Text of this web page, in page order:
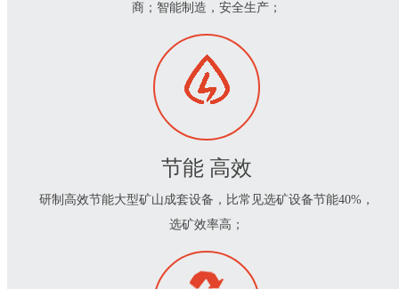
商；智能制造，安全生产；
节能 高效
研制高效节能大型矿山成套设备，比常见选矿设备节能40%，
选矿效率高；